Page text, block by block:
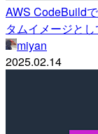
AWS CodeBuild
タムイメージとし
miyan
2025.02.14